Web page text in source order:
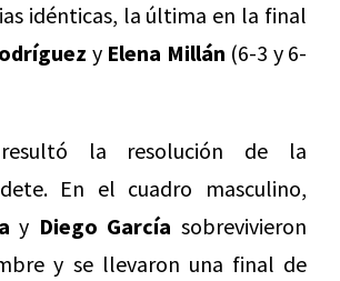
idénticas, la última en la final
y Elena Millán (6-3 y 6-
resultó la resolución de la
En el cuadro masculino,
y Diego García sobrevivieron
y se llevaron una final de